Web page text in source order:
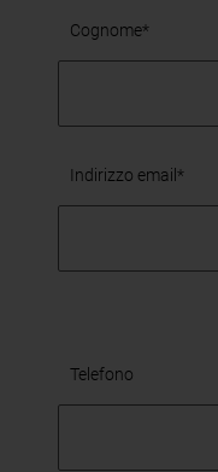
Cognome*
Indirizzo email*
Telefono